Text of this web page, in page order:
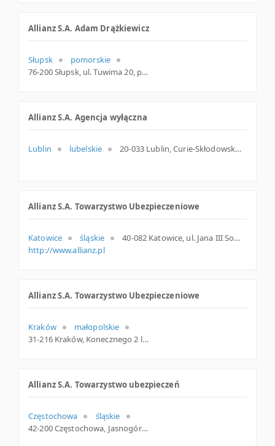
Allianz S.A. Adam Drążkiewicz
Słupsk
pomorskie
76-200 Słupsk, ul. Tuwima 20, pomorskie
Allianz S.A. Agencja wyłączna
Lublin lubelskie 20-033 Lublin, Curie-Skłodowskiej 15, woj. Lubelskie, pow. Lublin, gm. Lublin
Allianz S.A. Towarzystwo Ubezpieczeniowe
Katowice śląskie
40-082 Katowice, ul. Jana III Sobieskiego 11, śląskie
http://www.allianz.pl
Allianz S.A. Towarzystwo Ubezpieczeniowe
Kraków
małopolskie
31-216 Kraków, Konecznego 2 lok. 2u, woj. Małopolskie, pow. Kraków, gm. Kraków
Allianz S.A. Towarzystwo ubezpieczeń
Częstochowa
śląskie
42-200 Częstochowa, Jasnogórska 79, woj. Śląskie, pow. Częstochowa, gm. Częstochowa